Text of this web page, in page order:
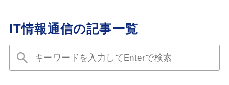
IT情報通信の記事一覧